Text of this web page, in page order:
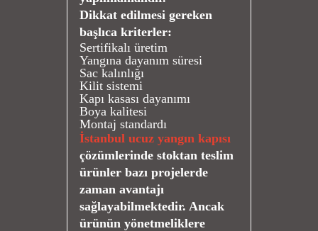
Dikkat edilmesi gereken
başlıca kriterler:
Sertifikalı üretim
Yangına dayanım süresi
Sac kalınlığı
Kilit sistemi
Kapı kasası dayanımı
Boya kalitesi
Montaj standardı
İstanbul ucuz yangın kapısı
çözümlerinde stoktan teslim
ürünler bazı projelerde
zaman avantajı
sağlayabilmektedir. Ancak
ürünün yönetmeliklere